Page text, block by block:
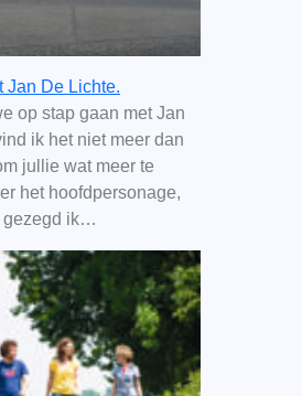
Jan De Lichte.
op stap gaan met Jan
ik het niet meer dan
jullie wat meer te
het hoofdpersonage,
gezegd ik…